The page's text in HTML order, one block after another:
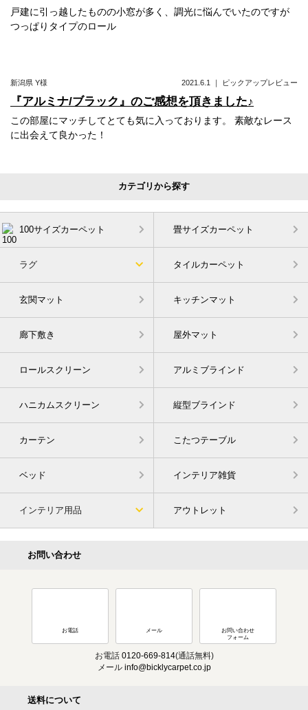
戸建に引っ越したものの小窓が多く、調光に悩んでいたのですが
つっぱりタイプのロール
新潟県 Y様 2021.6.1 ｜ ピックアップレビュー
『アルミナ/ブラック』のご感想を頂きました♪
この部屋にマッチしてとても気に入っております。 素敵なレース
に出会えて良かった！
カテゴリから探す
100サイズカーペット 畳サイズカーペット
ラグ タイルカーペット
玄関マット キッチンマット
廊下敷き 屋外マット
ロールスクリーン アルミブラインド
ハニカムスクリーン 縦型ブラインド
カーテン こたつテーブル
ベッド インテリア雑貨
インテリア用品 アウトレット
お問い合わせ
お電話 メール
お問い合わせ
フォーム
お電話 0120-669-814(通話無料)
メール info@bicklycarpet.co.jp
送料について